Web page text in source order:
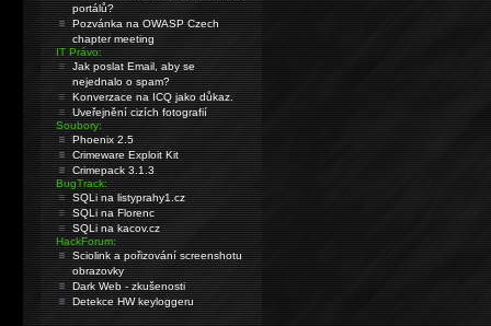
portálů?
Pozvánka na OWASP Czech
chapter meeting
IT Právo:
Jak poslat Email, aby se
nejednalo o spam?
Konverzace na ICQ jako důkaz.
Uveřejnění cizích fotografií
Soubory:
Phoenix 2.5
Crimeware Exploit Kit
Crimepack 3.1.3
BugTrack:
SQLi na listyprahy1.cz
SQLi na Florenc
SQLi na kacov.cz
HackForum:
Sciolink a pořizování screenshotu
obrazovky
Dark Web - zkušenosti
Detekce HW keyloggeru